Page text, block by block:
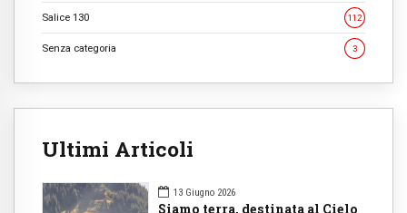
Salice 130 112
Senza categoria 3
Ultimi Articoli
13 Giugno 2026
Siamo terra, destinata al Cielo